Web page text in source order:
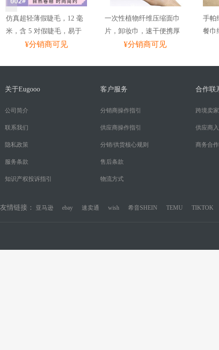
仿真超轻薄假睫毛，12 毫
米，含 5 对假睫毛，易于
贴附，可重复使用睫毛
¥分销商可见
一次性植物纤维压缩面巾
片，卸妆巾，速干便携厚
洗脸巾，湿水展开尺寸
重复使用。
¥分销商可见
手帕
餐巾
关于Eugooo
公司简介
联系我们
隐私政策
服务条款
知识产权投诉指引
客户服务
分销商操作指引
供应商操作指引
分销/供货核心规则
售后条款
物流方式
合作联
跨境卖
供应商
商务合作
友情链接： 亚马逊 ebay 速卖通 wish 希音SHEIN TEMU TIKTOK